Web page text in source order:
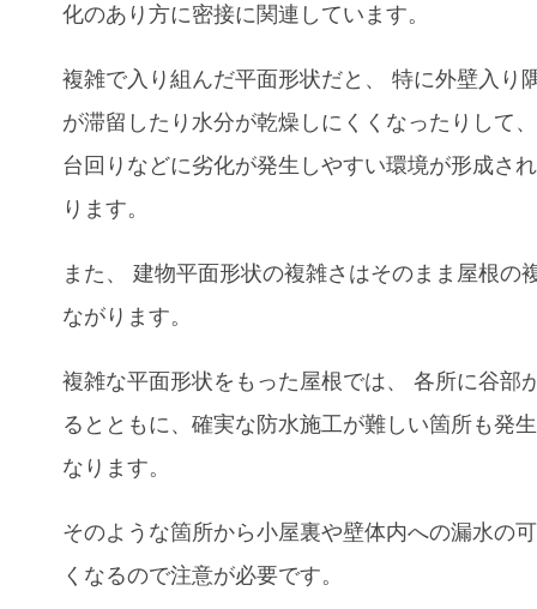
化のあり方に密接に関連しています。
複雑で入り組んだ平面形状だと 、特に外壁入り
が滞留したり水分が乾燥しにくくなったりして
台回りなどに劣化が発生しやすい環境が形成さ
ります。
また 、建物平面形状の複雑さはそのまま屋根の
ながります。
複雑な平面形状をもった屋根では、各所に谷部
るとともに 、確実な防水施工が難しい箇所も発
なり ます。
そのような箇所から小屋裏や壁体内への漏水の
くなるので注意が必要です。